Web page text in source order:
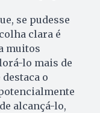
se pudesse
clara é
muitos
lo mais de
o
alcançá-lo,